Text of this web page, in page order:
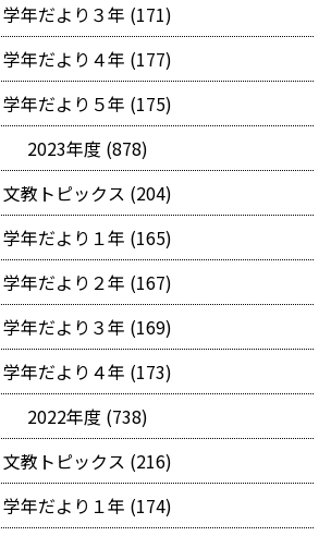
学年だより３年 (171)
学年だより４年 (177)
学年だより５年 (175)
2023年度 (878)
文教トピックス (204)
学年だより１年 (165)
学年だより２年 (167)
学年だより３年 (169)
学年だより４年 (173)
2022年度 (738)
文教トピックス (216)
学年だより１年 (174)